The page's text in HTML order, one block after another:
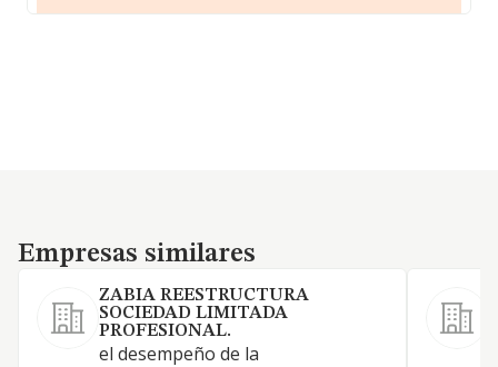
Empresas similares
Empresas similares
ZABIA REESTRUCTURA
SOCIEDAD LIMITADA
PROFESIONAL.
el desempeño de la